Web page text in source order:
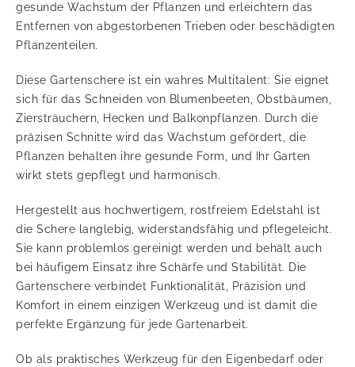
gesunde Wachstum der Pflanzen und erleichtern das
Entfernen von abgestorbenen Trieben oder beschädigten
Pflanzenteilen.
Diese Gartenschere ist ein wahres Multitalent: Sie eignet
sich für das Schneiden von Blumenbeeten, Obstbäumen,
Ziersträuchern, Hecken und Balkonpflanzen. Durch die
präzisen Schnitte wird das Wachstum gefördert, die
Pflanzen behalten ihre gesunde Form, und Ihr Garten
wirkt stets gepflegt und harmonisch.
Hergestellt aus hochwertigem, rostfreiem Edelstahl ist
die Schere langlebig, widerstandsfähig und pflegeleicht.
Sie kann problemlos gereinigt werden und behält auch
bei häufigem Einsatz ihre Schärfe und Stabilität. Die
Gartenschere verbindet Funktionalität, Präzision und
Komfort in einem einzigen Werkzeug und ist damit die
perfekte Ergänzung für jede Gartenarbeit.
Ob als praktisches Werkzeug für den Eigenbedarf oder